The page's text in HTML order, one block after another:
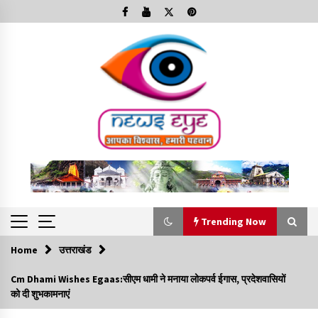
to
Trending Now
Trending Now
कार्यक्रम में शामिल हुए सीएम,आधुनिक मदरसों का नाम अब्दुल कलाम के नाम
Home उत्तराखंड
Cm Dhami Wishes Egaas:सीएम धामी ने मनाया लोकपर्व ईगास, प्रदेशवासियों
को दी शुभकामनाएं